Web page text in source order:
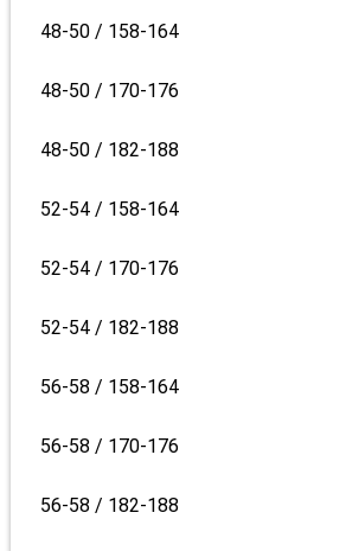
48-50 / 158-164
48-50 / 170-176
48-50 / 182-188
52-54 / 158-164
52-54 / 170-176
52-54 / 182-188
56-58 / 158-164
56-58 / 170-176
56-58 / 182-188